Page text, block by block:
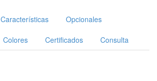
Características Opcionales
Colores Certificados Consulta